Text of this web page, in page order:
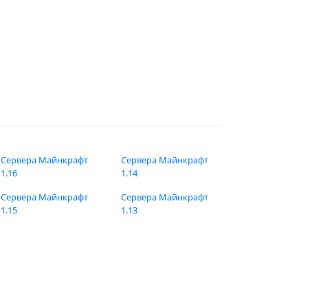
Сервера Майнкрафт
1.16
Сервера Майнкрафт
1.15
Сервера Майнкрафт
1.14
Сервера Майнкрафт
1.13